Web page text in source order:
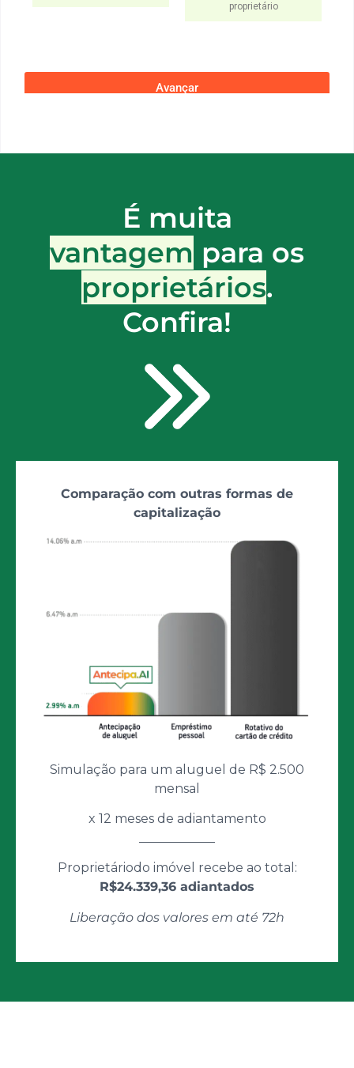
proprietário
Avançar
É muita
vantagem para os
proprietários.
Confira!
Comparação com outras formas de
capitalização
Simulação para um aluguel de R$ 2.500
mensal
x 12 meses de adiantamento
Proprietáriodo imóvel recebe ao total:
R$24.339,36 adiantados
Liberação dos valores em até 72h